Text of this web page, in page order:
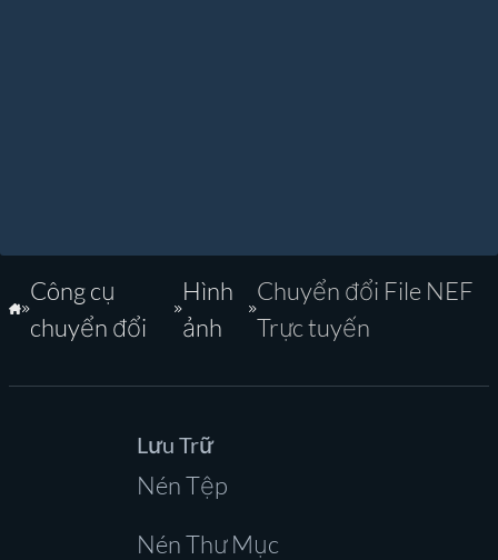
Trang Chủ
Công cụ
chuyển đổi
Hình
ảnh
Chuyển đổi File NEF
Trực tuyến
Lưu Trữ
Nén Tệp
Nén Thư Mục